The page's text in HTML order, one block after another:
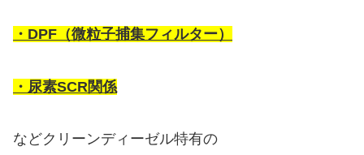
・DPF（微粒子捕集フィルター）
・尿素SCR関係
などクリーンディーゼル特有の